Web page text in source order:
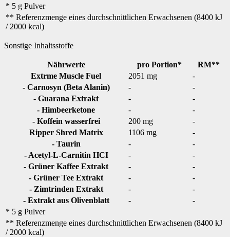
* 5 g Pulver
** Referenzmenge eines durchschnittlichen Erwachsenen (8400 kJ
/ 2000 kcal)
Sonstige Inhaltsstoffe
Nährwerte pro Portion*
RM**
Extrme Muscle Fuel
2051 mg
-
- Carnosyn (Beta Alanin)
-
-
- Guarana Extrakt
-
-
- Himbeerketone
-
-
- Koffein wasserfrei
200 mg
-
Ripper Shred Matrix
1106 mg
-
- Taurin
-
-
- Acetyl-L-Carnitin HCI
-
-
- Grüner Kaffee Extrakt
-
-
- Grüner Tee Extrakt
-
-
- Zimtrinden Extrakt
-
-
- Extrakt aus Olivenblatt
-
-
* 5 g Pulver
** Referenzmenge eines durchschnittlichen Erwachsenen (8400 kJ
/ 2000 kcal)